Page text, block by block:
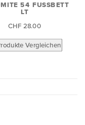
54 FUSSBETT L
T
CHF 28.00
Vergleichen